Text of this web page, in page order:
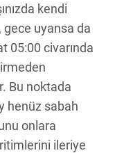
kendi
uyansa da
05:00 civarında
Bu noktada
henüz sabah
onlara
ileriye